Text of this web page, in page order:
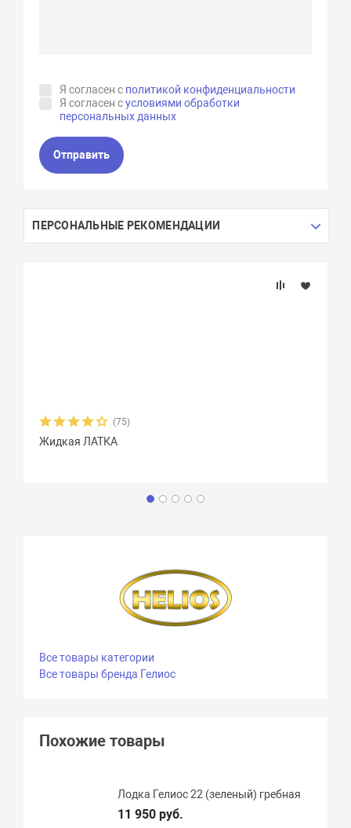
Я согласен с политикой конфиденциальности
Я согласен сусловиями обработки
персональных данных
Отправить
ПЕРСОНАЛЬНЫЕ РЕКОМЕНДАЦИИ
(75)
Жидкая ЛАТКА
Все товары категории
Все товары бренда Гелиос
Похожие товары
Лодка Гелиос 22 (зеленый) гребная
11 950 руб.